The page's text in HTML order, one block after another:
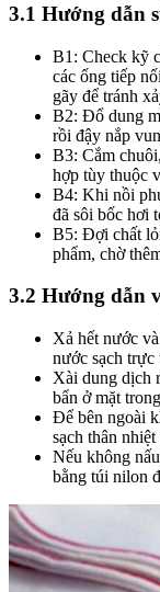
3.1 Hướng dẫn
B1: Check kỹ
các ống tiếp
gãy để tránh
B2: Đổ dung
rồi đậy nắp
B3: Cắm
hợp tùy thuộc
B4: Khi nồi
đã sôi bốc hơi
B5: Đợi chất
phẩm, chờ
3.2 Hướng dẫn
Xả hết nước
nước sạch trực
Xài dung dịch
bẩn ở mặt
Để bên ngoài
sạch thân
Nếu không
bằng túi nilon